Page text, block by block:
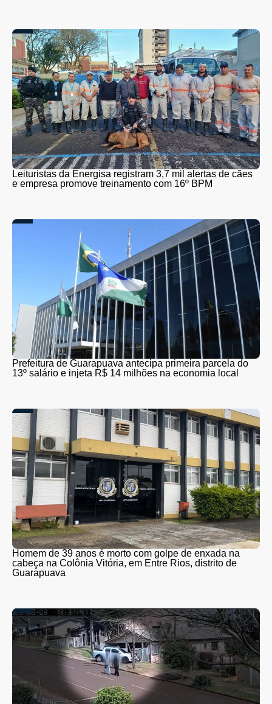
Leituristas da Energisa registram 3,7 mil alertas de cães
e empresa promove treinamento com 16º BPM
Prefeitura de Guarapuava antecipa primeira parcela do
13º salário e injeta R$ 14 milhões na economia local
Homem de 39 anos é morto com golpe de enxada na
cabeça na Colônia Vitória, em Entre Rios, distrito de
Guarapuava